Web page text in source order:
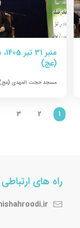
(عج)
مسجد حجت المهدی
1
2
3
راه های ارتباطی